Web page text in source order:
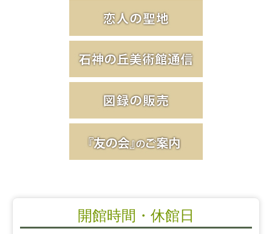
開館時間・休館日